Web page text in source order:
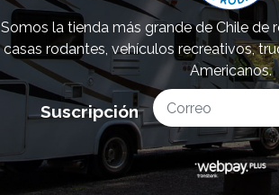
Somos la tienda más grande de Chile de
casas rodantes, vehículos recreativos,
Americanos.
Suscripción